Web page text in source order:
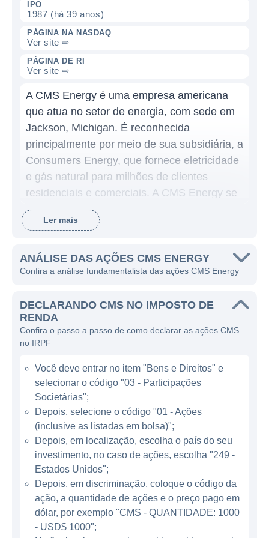
IPO
1987 (há 39 anos)
PÁGINA NA NASDAQ
Ver site ⇨
PÁGINA DE RI
Ver site ⇨
A CMS Energy é uma empresa americana
que atua no setor de energia, com sede em
Jackson, Michigan. É reconhecida
principalmente por meio de sua subsidiária, a
Consumers Energy, que fornece eletricidade
e gás natural para milhões de clientes
residenciais e comerciais. A CMS Energy se
destaca por seu compromisso em oferecer
serviços de energia de forma segura,
principais fornecedoras de energia dos
Estados Unidos.
A empresa gera a maior parte de sua energia
através de fontes tradicionais, como usinas
térmicas a carvão e gás natural, embora
esteja fazendo avanços significativos rumo à
transição para fontes de energia renovável.
Nos últimos anos, a CMS Energy tem
investido em tecnologia para aumentar a
eficiência de suas operações e para integrar
energias renováveis, como eólica e solar, em
seu portfólio. A mudança gradual para
energias sustentáveis é uma parte
importante da sua estratégia de longo prazo,
refletindo uma crescente demanda por
soluções de energia limpa.
Ler mais
ANÁLISE DAS AÇÕES CMS ENERGY
Confira a análise fundamentalista das ações CMS Energy
DECLARANDO CMS NO IMPOSTO DE
RENDA
Confira o passo a passo de como declarar as ações CMS
no IRPF
Você deve entrar no item "Bens e Direitos" e
selecionar o código "03 - Participações
Societárias";
Depois, selecione o código "01 - Ações
(inclusive as listadas em bolsa)";
Depois, em localização, escolha o país do seu
investimento, no caso de ações, escolha "249 -
Estados Unidos";
Depois, em discriminação, coloque o código da
ação, a quantidade de ações e o preço pago em
dólar, por exemplo "CMS - QUANTIDADE: 1000
- USD$ 1000";